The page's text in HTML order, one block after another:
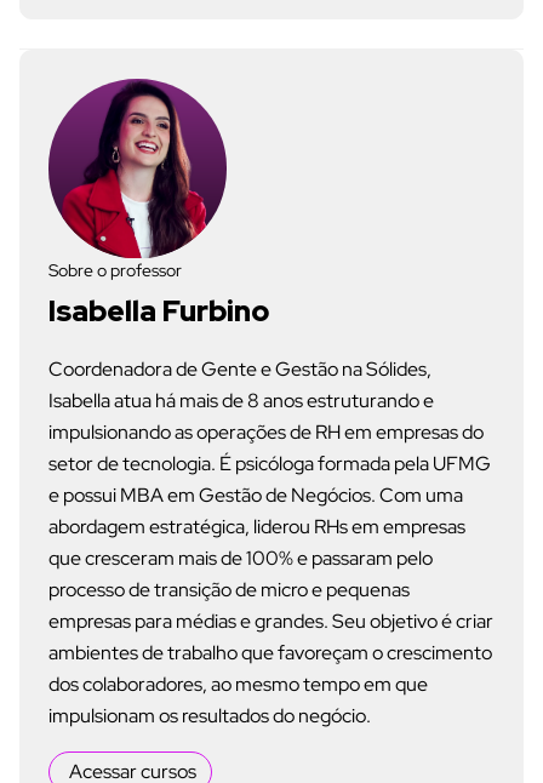
Sobre o professor
Isabella Furbino
Coordenadora de Gente e Gestão na Sólides,
Isabella atua há mais de 8 anos estruturando e
impulsionando as operações de RH em empresas do
setor de tecnologia. É psicóloga formada pela UFMG
e possui MBA em Gestão de Negócios. Com uma
abordagem estratégica, liderou RHs em empresas
que cresceram mais de 100% e passaram pelo
processo de transição de micro e pequenas
empresas para médias e grandes. Seu objetivo é criar
ambientes de trabalho que favoreçam o crescimento
dos colaboradores, ao mesmo tempo em que
impulsionam os resultados do negócio.
Acessar cursos